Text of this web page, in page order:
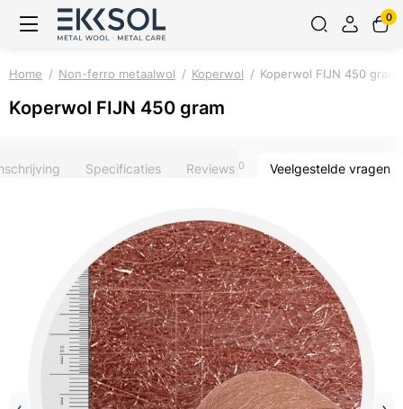
0
Home Non-ferro metaalwol Koperwol Koperwol FIJN 450 gram
Koperwol FIJN 450 gram
Specificaties Reviews 0 Veelgestelde vragen